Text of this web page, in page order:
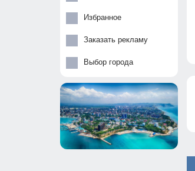
Избранное
Заказать рекламу
Выбор города